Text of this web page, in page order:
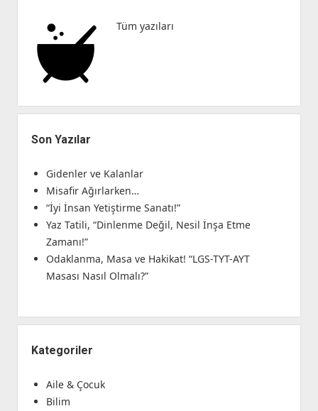
Yüz
Tüm yazıları
Son Yazılar
Gidenler ve Kalanlar
Misafir Ağırlarken…
“İyi İnsan Yetiştirme Sanatı!”
Yaz Tatili, “Dinlenme Değil, Nesil İnşa Etme
Zamanı!”
Odaklanma, Masa ve Hakikat! “LGS-TYT-AYT
Masası Nasıl Olmalı?”
Kategoriler
Aile & Çocuk
Bilim